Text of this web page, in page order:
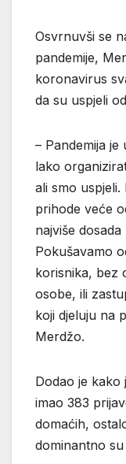
Osvrnuvši se
pandemije,
koronavirus
da su uspjeli
– Pandemija je
lako
ali smo
prihode veće
najviše
Pokušavamo
korisnika, bez
osobe, ili
koji djeluju na
Merdžo.
Dodao je
imao 383
domaćih,
dominantno